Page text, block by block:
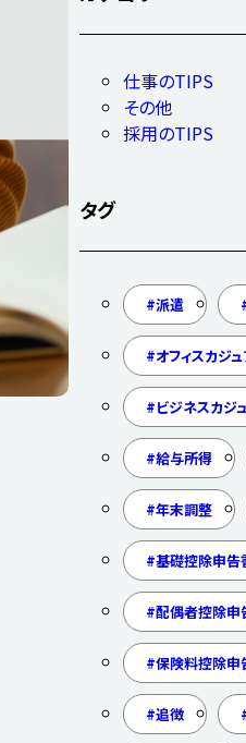
仕事のTIPS
その他
採用のTIPS
タグ
派遣
オフィスカジ
ビジネスカジ
給与所得
年末調整
基礎控除申告
配偶者控除申
保険料控除申
追徴